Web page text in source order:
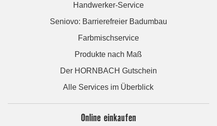
Handwerker-Service
Seniovo: Barrierefreier Badumbau
Farbmischservice
Produkte nach Maß
Der HORNBACH Gutschein
Alle Services im Überblick
Online einkaufen